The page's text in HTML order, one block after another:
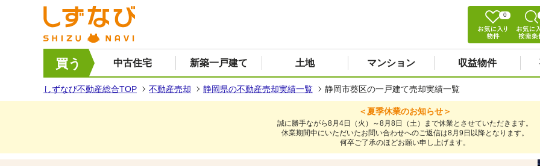
0
買う 中古住宅 新築一戸建て 土地 マンション 収益物件
しずなび不動産総合TOP 不動産売却 静岡県の不動産売却実績一覧 静岡市葵区の一戸建て売却実績一覧
＜夏季休業のお知らせ＞
誠に勝手ながら8月4日（火）～8月8日（土）まで休業とさせていただきます。
休業期間中にいただいたお問い合わせへのご返信は8月9日以降となります。
何卒ご了承のほどお願い申し上げます。